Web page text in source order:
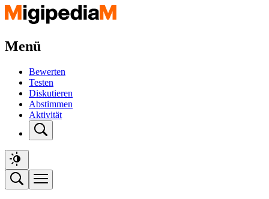
Menü
Bewerten
Testen
Diskutieren
Abstimmen
Aktivität